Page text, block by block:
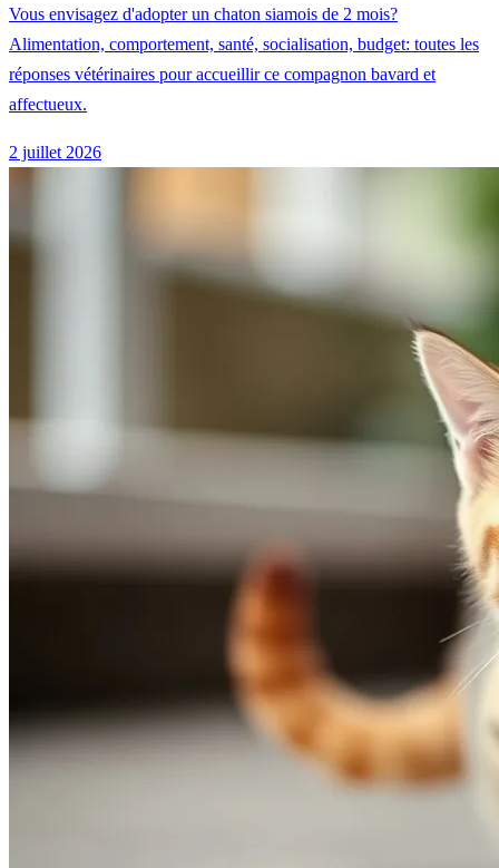
Vous envisagez d'adopter un chaton siamois de 2 mois?
Alimentation, comportement, santé, socialisation, budget: toutes les
réponses vétérinaires pour accueillir ce compagnon bavard et
affectueux.
2 juillet 2026